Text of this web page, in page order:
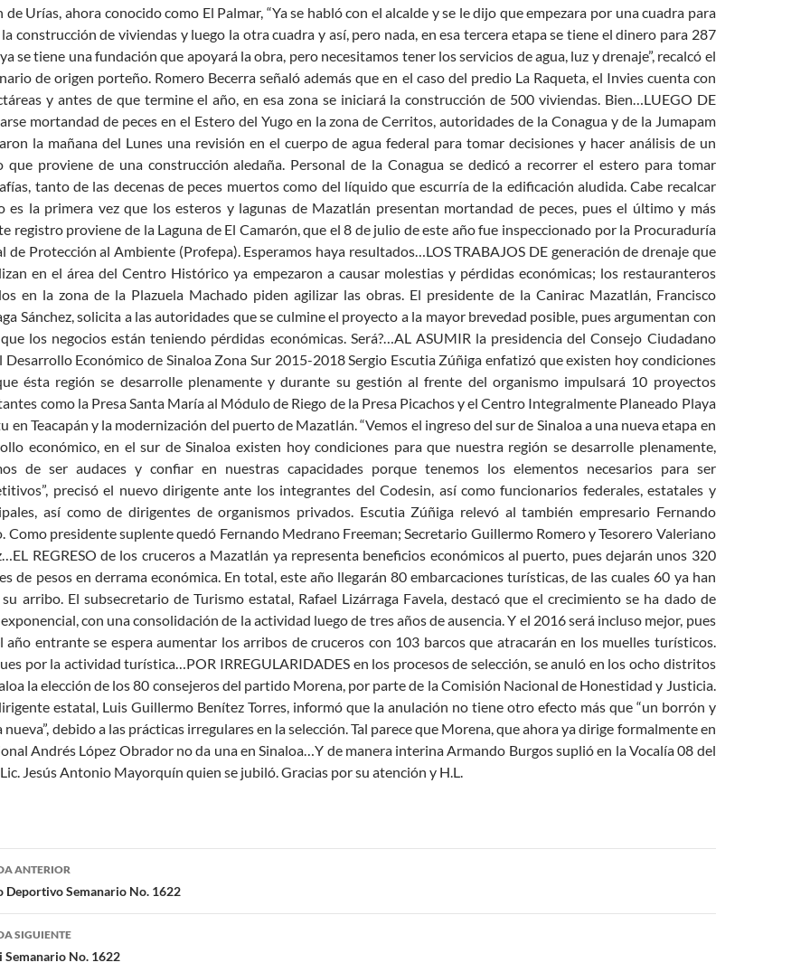
de Urías, ahora conocido como El Palmar, “Ya se habló con el alcalde y se le dijo que empezara por una cuadra para
construcción de viviendas y luego la otra cuadra y así, pero nada, en esa tercera etapa se tiene el dinero para 287
se tiene una fundación que apoyará la obra, pero necesitamos tener los servicios de agua, luz y drenaje”, recalcó el
de origen porteño. Romero Becerra señaló además que en el caso del predio La Raqueta, el Invies cuenta con
y antes de que termine el año, en esa zona se iniciará la construcción de 500 viviendas. Bien…LUEGO DE
mortandad de peces en el Estero del Yugo en la zona de Cerritos, autoridades de la Conagua y de la Jumapam
la mañana del Lunes una revisión en el cuerpo de agua federal para tomar decisiones y hacer análisis de un
que proviene de una construcción aledaña. Personal de la Conagua se dedicó a recorrer el estero para tomar
tanto de las decenas de peces muertos como del líquido que escurría de la edificación aludida. Cabe recalcar
es la primera vez que los esteros y lagunas de Mazatlán presentan mortandad de peces, pues el último y más
registro proviene de la Laguna de El Camarón, que el 8 de julio de este año fue inspeccionado por la Procuraduría
de Protección al Ambiente (Profepa). Esperamos haya resultados…LOS TRABAJOS DE generación de drenaje que
en el área del Centro Histórico ya empezaron a causar molestias y pérdidas económicas; los restauranteros
en la zona de la Plazuela Machado piden agilizar las obras. El presidente de la Canirac Mazatlán, Francisco
Sánchez, solicita a las autoridades que se culmine el proyecto a la mayor brevedad posible, pues argumentan con
los negocios están teniendo pérdidas económicas. Será?…AL ASUMIR la presidencia del Consejo Ciudadano
Desarrollo Económico de Sinaloa Zona Sur 2015-2018 Sergio Escutia Zúñiga enfatizó que existen hoy condiciones
ésta región se desarrolle plenamente y durante su gestión al frente del organismo impulsará 10 proyectos
como la Presa Santa María al Módulo de Riego de la Presa Picachos y el Centro Integralmente Planeado Playa
en Teacapán y la modernización del puerto de Mazatlán. “Vemos el ingreso del sur de Sinaloa a una nueva etapa en
económico, en el sur de Sinaloa existen hoy condiciones para que nuestra región se desarrolle plenamente,
de ser audaces y confiar en nuestras capacidades porque tenemos los elementos necesarios para ser
precisó el nuevo dirigente ante los integrantes del Codesin, así como funcionarios federales, estatales y
así como de dirigentes de organismos privados. Escutia Zúñiga relevó al también empresario Fernando
Como presidente suplente quedó Fernando Medrano Freeman; Secretario Guillermo Romero y Tesorero Valeriano
REGRESO de los cruceros a Mazatlán ya representa beneficios económicos al puerto, pues dejarán unos 320
de pesos en derrama económica. En total, este año llegarán 80 embarcaciones turísticas, de las cuales 60 ya han
arribo. El subsecretario de Turismo estatal, Rafael Lizárraga Favela, destacó que el crecimiento se ha dado de
con una consolidación de la actividad luego de tres años de ausencia. Y el 2016 será incluso mejor, pues
año entrante se espera aumentar los arribos de cruceros con 103 barcos que atracarán en los muelles turísticos.
por la actividad turística…POR IRREGULARIDADES en los procesos de selección, se anuló en los ocho distritos
la elección de los 80 consejeros del partido Morena, por parte de la Comisión Nacional de Honestidad y Justicia.
estatal, Luis Guillermo Benítez Torres, informó que la anulación no tiene otro efecto más que “un borrón y
nueva”, debido a las prácticas irregulares en la selección. Tal parece que Morena, que ahora ya dirige formalmente en
Andrés López Obrador no da una en Sinaloa…Y de manera interina Armando Burgos suplió en la Vocalía 08 del
Jesús Antonio Mayorquín quien se jubiló. Gracias por su atención y H.L.
ANTERIOR
Deportivo Semanario No. 1622
SIGUIENTE
Semanario No. 1622